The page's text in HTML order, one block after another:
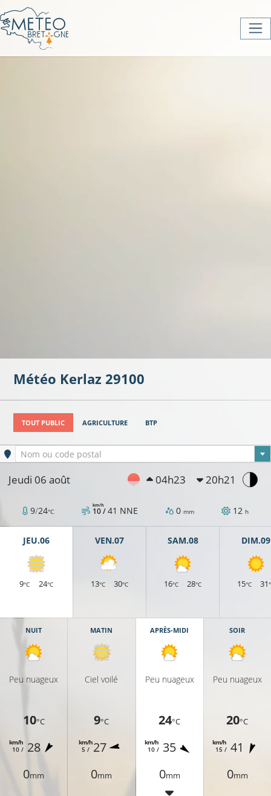
Météo Kerlaz 29100
TOUT PUBLIC AGRICULTURE BTP
Ville sélectionnée
Nom ou code postal
Jeudi 06 août 04h23 20h21
9/24°C 10 /
km/h 41 NNE 0 mm 12 h
JEU.06
9°C 24°C
VEN.07
13°C 30°C
SAM.08
16°C 28°C
DIM.09
15°C 31
NUIT
Peu nuageux
10°C
10 /
km/h 28
0mm
MATIN
Ciel voilé
9°C
5 /
km/h27
0mm
APRÈS-MIDI
Peu nuageux
24°C
10 /
km/h 35
0mm
SOIR
Peu nuageux
20°C
15 /
km/h 41
0mm
20°C
20°C